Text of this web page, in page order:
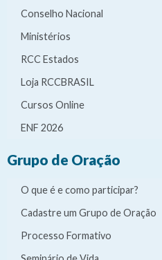
Conselho Nacional
Ministérios
RCC Estados
Loja RCCBRASIL
Cursos Online
ENF 2026
Grupo de Oração
O que é e como participar?
Cadastre um Grupo de Oração
Processo Formativo